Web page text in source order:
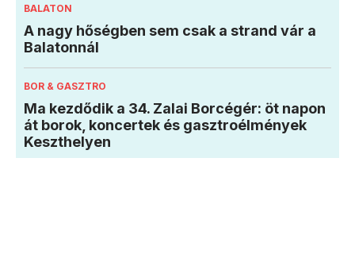
BALATON
A nagy hőségben sem csak a strand vár a
Balatonnál
BOR & GASZTRO
Ma kezdődik a 34. Zalai Borcégér: öt napon
át borok, koncertek és gasztroélmények
Keszthelyen